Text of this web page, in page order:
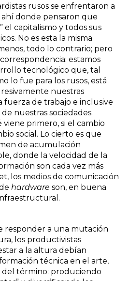
rusos se enfrentaron a
donde pensaron que
el capitalismo y todos sus
No es esta la misma
todo lo contrario; pero
estamos
tecnológico que, tal
lo fue para los rusos, está
nuestras
fuerza de trabajo e inclusive
nuestras sociedades.
primero, si el cambio
social. Lo cierto es que
de acumulación
donde la velocidad de la
son cada vez más
los medios de comunicación
hardware son, en buena
responder a una mutación
los productivistas
a la altura debían
técnica en el arte,
del término: produciendo